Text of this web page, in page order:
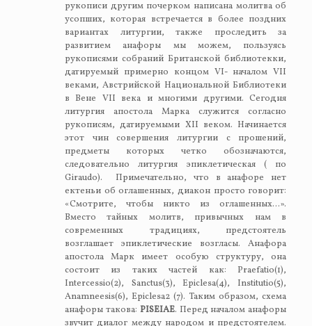
рукописи другим почерком написана молитва об
усопших, которая встречается в более поздних
вариантах литургии, также проследить за
развитием анафоры мы можем, пользуясь
рукописями собраний Британской библиотекки,
датируемый примерно концом VI- началом VII
веками, Австрийской Национальной Библиотеки
в Вене VII века и многими другими. Сегодня
литургия апостола Марка служится согласно
рукописям, датируемыми XII веком. Начинается
этот чин совершения литургии с прошений,
предметы которых четко обозначаются,
следовательно литургия эпиклетическая ( по
Giraudo). Примечательно, что в анафоре нет
ектеньи об оглашенных, диакон просто говорит:
«Смотрите, чтобы никто из оглашенных…».
Вместо тайных молитв, привычных нам в
современных традициях, предстоятель
возглашает эпиклетические возгласы. Анафора
апостола Марк имеет особую структуру, она
состоит из таких частей как: Praefatio(1),
Intercessio(2), Sanctus(3), Epiclesa(4), Institutio(5),
Anamneesis(6), Epiclesa2 (7). Таким образом, схема
анафоры такова: PISEIAE. Перед началом анафоры
звучит диалог между народом и предстоятелем.